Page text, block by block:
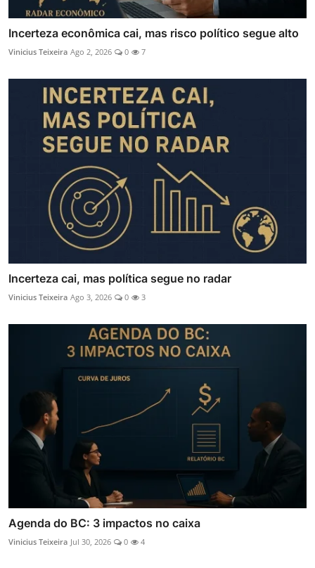
Incerteza econômica cai, mas risco político segue alto
Vinicius Teixeira Ago 2, 2026 0 7
Incerteza cai, mas política segue no radar
Vinicius Teixeira Ago 3, 2026 0 3
Agenda do BC: 3 impactos no caixa
Vinicius Teixeira Jul 30, 2026 0 4